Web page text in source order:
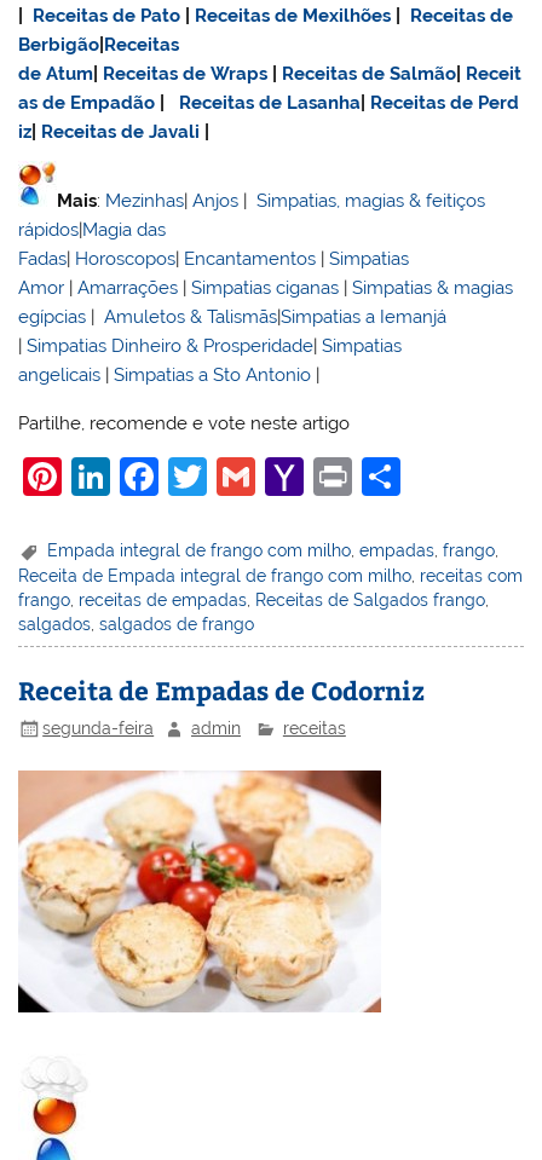
Receitas de Pato Receitas de Mexilhões
Receitas de
Berbigão Receitas
de Atum
Receitas de Wraps Receitas de Salmão
Receit
as de Empadão
Receitas de Lasanha
Receitas de Perd
iz
Receitas de Javali
Mais: Mezinhas|Anjos |Simpatias, magias & feitiços
rápidos|Magia das
Fadas| Horoscopos| Encantamentos |Simpatias
Amor |Amarrações |Simpatias ciganas |Simpatias & magias
egípcias |Amuletos & Talismãs|Simpatias a Iemanjá
|Simpatias Dinheiro & Prosperidade|Simpatias
angelicais |Simpatias a Sto Antonio |
Partilhe, recomende e vote neste artigo
Pi
er
e
st
Li
k
e
dI
n
F
c
e
b
o
k
T
itt
er
G
ai
l
Y
h
o
ai
l
Pr
t
ar
e
Empada integral de frango com milho ,empadas ,frango
Receita de Empada integral de frango com milho receitas com
frango receitas de empadas Receitas de Salgados frango
salgados ,salgados de frango
Receita de Empadas de Codorniz
segunda-feira admin receitas